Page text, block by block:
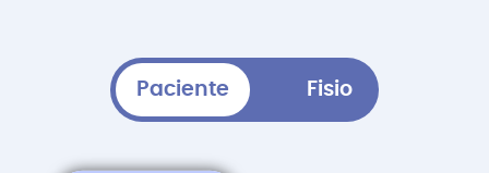
Paciente Fisio